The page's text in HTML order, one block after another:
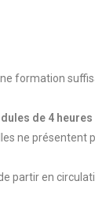
formation
de 4 heures
ne présentent
partir en